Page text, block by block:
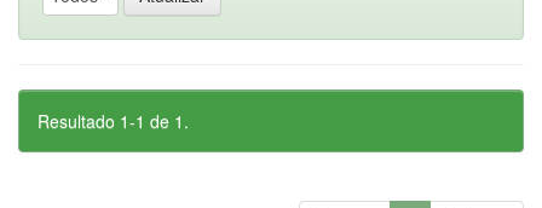
Resultado 1-1 de 1.